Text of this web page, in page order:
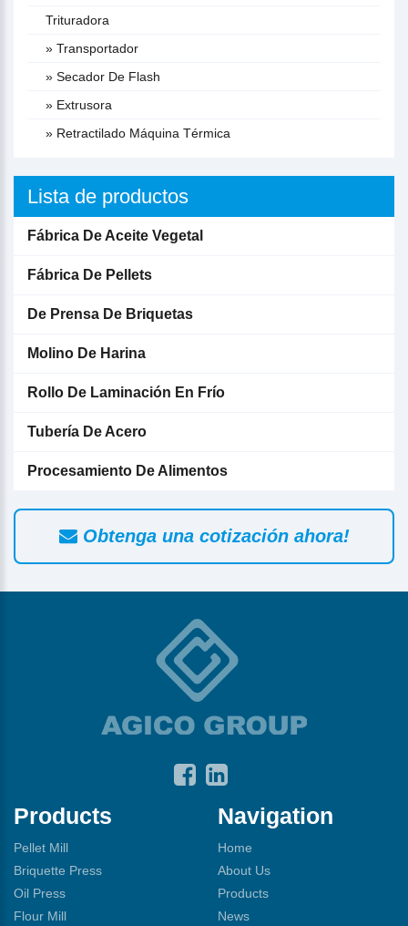
Trituradora
» Transportador
» Secador De Flash
» Extrusora
» Retractilado Máquina Térmica
Lista de productos
Fábrica De Aceite Vegetal
Fábrica De Pellets
De Prensa De Briquetas
Molino De Harina
Rollo De Laminación En Frío
Tubería De Acero
Procesamiento De Alimentos
Obtenga una cotización ahora!
Products
Pellet Mill
Briquette Press
Oil Press
Flour Mill
Navigation
Home
About Us
Products
News